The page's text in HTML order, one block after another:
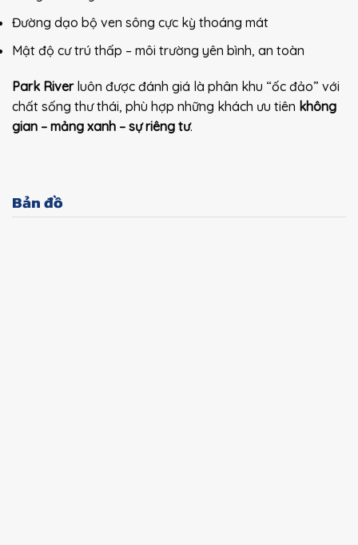
Đường dạo bộ ven sông cực kỳ thoáng mát
Mật độ cư trú thấp – môi trường yên bình, an toàn
Park Riverluôn được đánh giá là phân khu “ốc đảo” với
chất sống thư thái, phù hợp những khách ưu tiên không
gian – mảng xanh – sự riêng tư.
Bản đồ